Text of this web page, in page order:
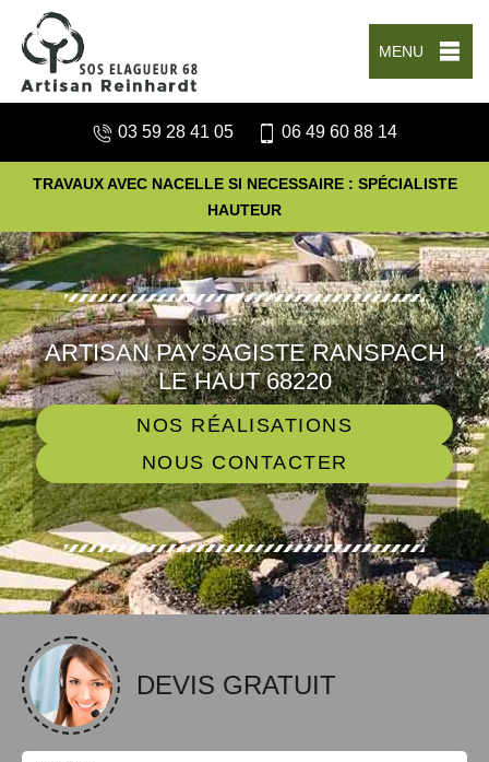
MENU
03 59 28 41 05 06 49 60 88 14
TRAVAUX AVEC NACELLE SI NECESSAIRE : SPÉCIALISTE
HAUTEUR
ARTISAN PAYSAGISTE RANSPACH
LE HAUT 68220
NOS RÉALISATIONS
NOUS CONTACTER
DEVIS GRATUIT